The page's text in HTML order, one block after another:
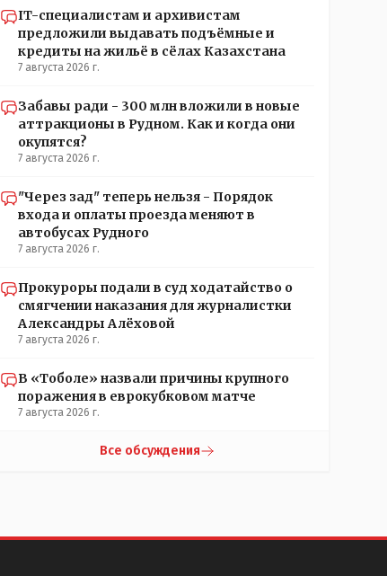
контроль, учитывая погодные условия в это лето.
Мы решили. что это - противоречие. Вы считаете
иначе?
IT-специалистам и архивистам
предложили выдавать подъёмные и
кредиты на жильё в сёлах Казахстана
7 августа 2026 г.
Забавы ради - 300 млн вложили в новые
аттракционы в Рудном. Как и когда они
окупятся?
7 августа 2026 г.
"Через зад" теперь нельзя - Порядок
входа и оплаты проезда меняют в
автобусах Рудного
7 августа 2026 г.
Прокуроры подали в суд ходатайство о
смягчении наказания для журналистки
Александры Алёховой
7 августа 2026 г.
В «Тоболе» назвали причины крупного
поражения в еврокубковом матче
7 августа 2026 г.
Все обсуждения